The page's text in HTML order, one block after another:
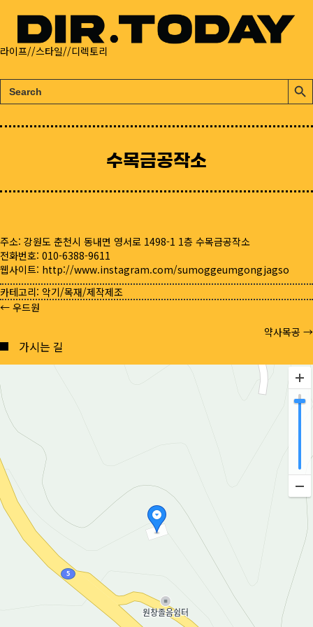
라이프//스타일//디렉토리
검
색:
검
색
튼
수목금공작소
주소: 강원도 춘천시 동내면 영서로 1498-1 1층 수목금공작소
전화번호: 010-6388-9611
웹사이트: http://www.instagram.com/sumoggeumgongjagso
카테고리: 악기/목재/제작제조
Posts
navigation
← 우드원
약사목공 →
가시는 길